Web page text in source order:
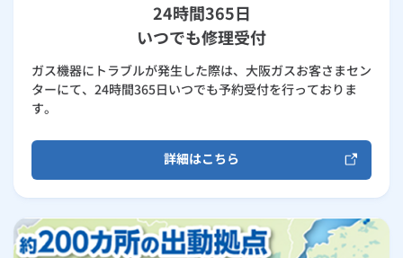
24時間365日
いつでも修理受付
ガス機器にトラブルが発生した際は、大阪ガスお客さまセン
ターにて、24時間365日いつでも予約受付を行っておりま
す。
詳細はこちら